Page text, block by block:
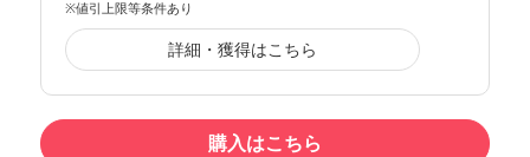
※値引上限等条件あり
詳細・獲得はこちら
購入はこちら